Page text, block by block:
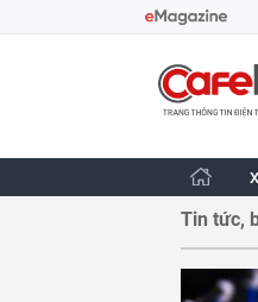
CafeBiz - Trang
Tin tức,